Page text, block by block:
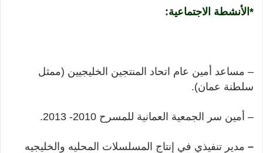
*الأنشطة الاجتماعية:
– مساعد أمين عام اتحاد المنتجين الخليجيين (ممثل
سلطنة عمان).
– أمين سر الجمعية العمانية للمسرح 2010- 2013.
– مدير تنفيذي في إنتاج المسلسلات المحليه والخليجيه